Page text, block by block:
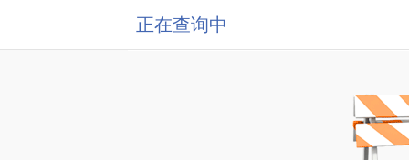
正在查询中